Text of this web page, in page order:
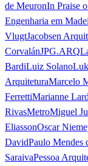
de MeuronIn Praise
Engenharia em
VlugtJacobsen
CorvalánJPG.ARQ
BardiLuiz Solano
ArquiteturaMarcelo
FerrettiMarianne
RivasMetroMiguel
EliassonOscar
DavidPaulo Mendes
SaraivaPessoa